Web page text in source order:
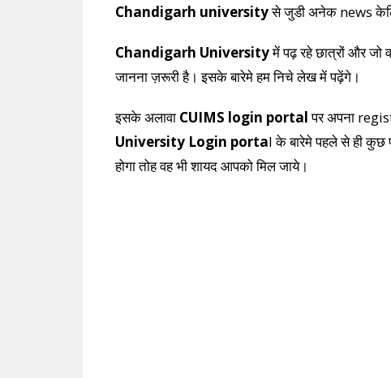
Chandigarh universityसे जुडी अनेक news
Chandigarh Universityमें पढ़ रहे छात्रों और जो
जानना ज़रूरी है। इसके बारेमे हम निचे लेख में पढ़ेंगे।
इसके अलावा CUIMS login portalपर अपना
University Login portal के बारेमे पहले से ही कुछ
होगा तोह वह भी शायद आपको मिल जाये।